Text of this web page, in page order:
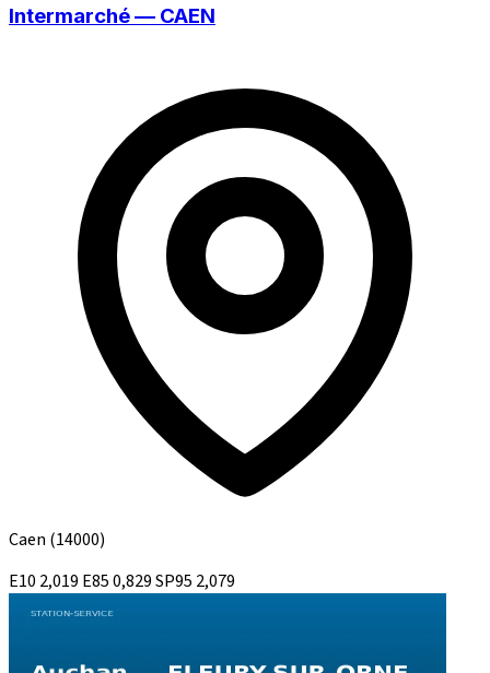
Intermarché — CAEN
Caen (14000)
E10 2,019 E850,829SP95 2,079